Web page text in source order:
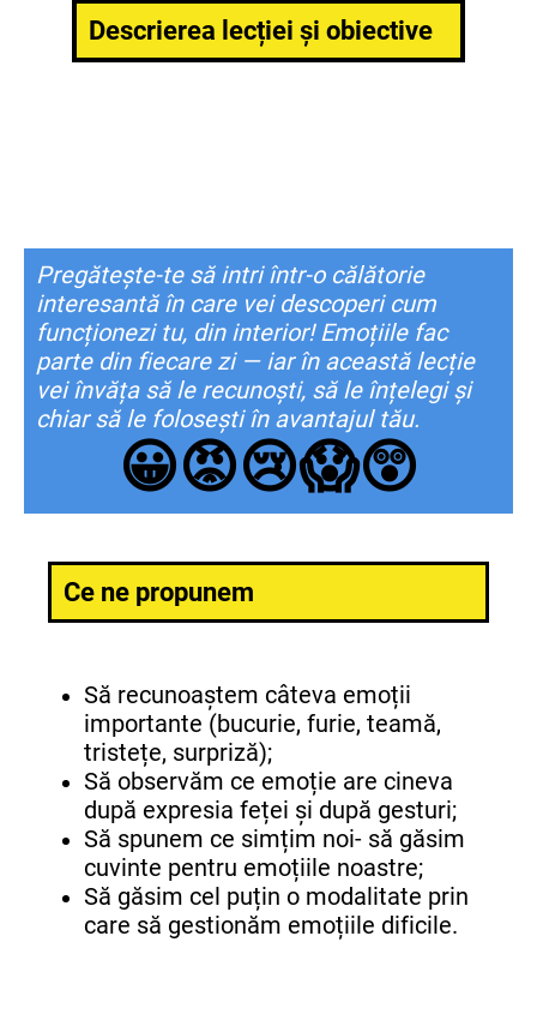
Descrierea lecției și obiective
Pregătește-te să intri într-o călătorie
interesantă în care vei descoperi cum
funcționezi tu, din interior! Emoțiile fac
parte din fiecare zi — iar în această lecție
vei învăța să le recunoști, să le înțelegi și
chiar să le folosești în avantajul tău.
😀😡😢😱😲
Ce ne propunem
Să recunoaștem câteva emoții
importante (bucurie, furie, teamă,
tristețe, surpriză);
Să observăm ce emoție are cineva
după expresia feței și după gesturi;
Să spunem ce simțim noi- să găsim
cuvinte pentru emoțiile noastre;
Să găsim cel puțin o modalitate prin
care să gestionăm emoțiile dificile.